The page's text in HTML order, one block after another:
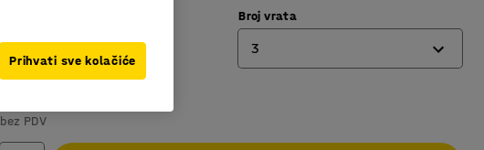
Broj vrata
3
bez PDV
Prihvati sve kolačiće